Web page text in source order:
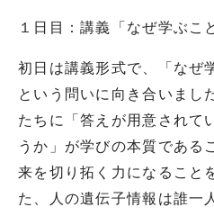
１日目：講義「なぜ学ぶこ
初日は講義形式で、「なぜ
という問いに向き合いまし
たちに「答えが用意されて
うか」が学びの本質である
来を切り拓く力になること
た、人の遺伝子情報は誰一